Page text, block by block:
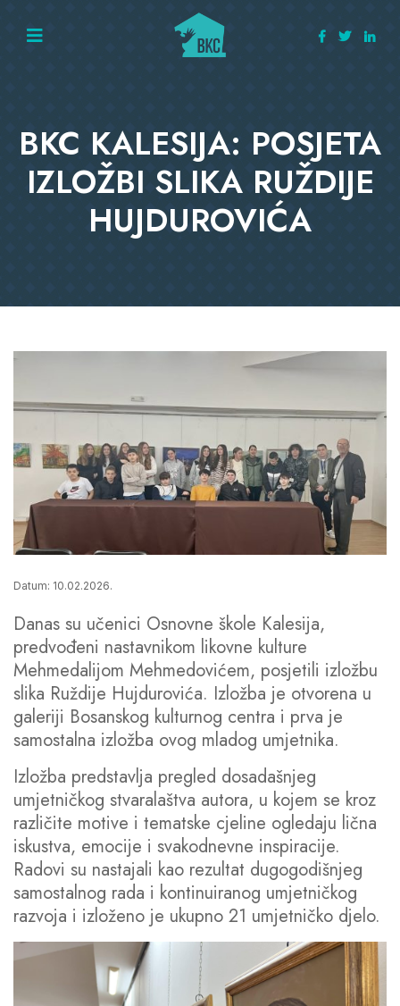
BKC KALESIJA: POSJETA
IZLOŽBI SLIKA RUŽDIJE
HUJDUROVIĆA
Datum: 10.02.2026.
Danas su učenici Osnovne škole Kalesija,
predvođeni nastavnikom likovne kulture
Mehmedalijom Mehmedovićem, posjetili izložbu
slika Ruždije Hujdurovića. Izložba je otvorena u
galeriji Bosanskog kulturnog centra i prva je
samostalna izložba ovog mladog umjetnika.
Izložba predstavlja pregled dosadašnjeg
umjetničkog stvaralaštva autora, u kojem se kroz
različite motive i tematske cjeline ogledaju lična
iskustva, emocije i svakodnevne inspiracije.
Radovi su nastajali kao rezultat dugogodišnjeg
samostalnog rada i kontinuiranog umjetničkog
razvoja i izloženo je ukupno 21 umjetničko djelo.